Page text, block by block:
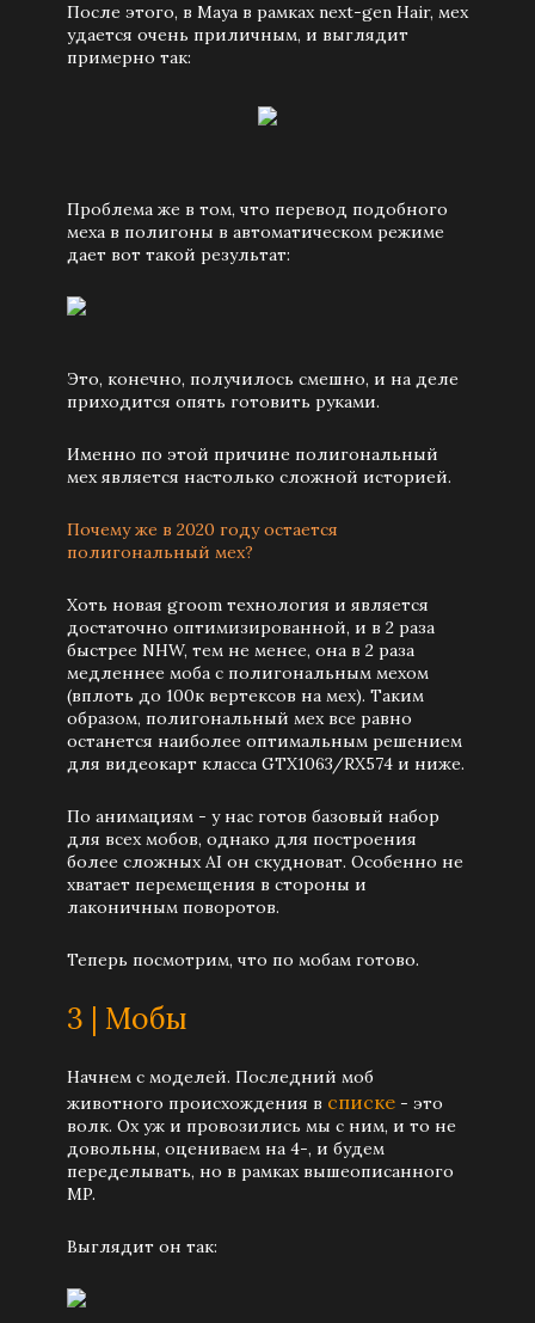
После этого, в Maya в рамках next-gen Hair, мех
удается очень приличным, и выглядит
примерно так:
Проблема же в том, что перевод подобного
меха в полигоны в автоматическом режиме
дает вот такой результат:
Это, конечно, получилось смешно, и на деле
приходится опять готовить руками.
Именно по этой причине полигональный
мех является настолько сложной историей.
Почему же в 2020 году остается
полигональный мех?
Хоть новая groom технология и является
достаточно оптимизированной, и в 2 раза
быстрее NHW, тем не менее, она в 2 раза
медленнее моба с полигональным мехом
(вплоть до 100к вертексов на мех). Таким
образом, полигональный мех все равно
останется наиболее оптимальным решением
для видеокарт класса GTX1063/RX574 и ниже.
По анимациям - у нас готов базовый набор
для всех мобов, однако для построения
более сложных AI он скудноват. Особенно не
хватает перемещения в стороны и
лаконичным поворотов.
Теперь посмотрим, что по мобам готово.
3 | Мобы
Начнем с моделей. Последний моб
животного происхождения в списке - это
волк. Ох уж и провозились мы с ним, и то не
довольны, оцениваем на 4-, и будем
переделывать, но в рамках вышеописанного
MP.
Выглядит он так: